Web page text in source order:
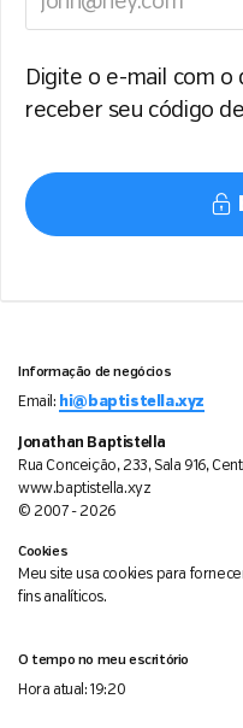
Digite o e-mail com o
receber seu código
Informação de negócios
Email: hi@baptistella.xyz
Jonathan Baptistella
Rua Conceição, 233, Sala 916,
www.baptistella.xyz
© 2007 - 2026
Cookies
Meu site usa cookies para
fins analíticos.
O tempo no meu escritório
Hora atual:19:20